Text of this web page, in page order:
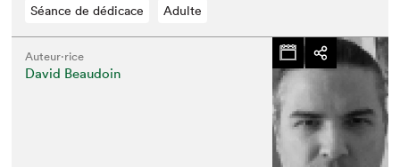
Séance de dédicace Adulte
Auteur·rice
David Beaudoin